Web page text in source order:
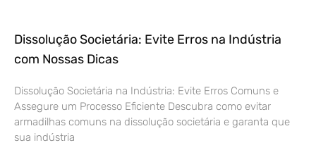
Dissolução Societária: Evite Erros na Indústria
com Nossas Dicas
Dissolução Societária na Indústria: Evite Erros Comuns e
Assegure um Processo Eficiente Descubra como evitar
armadilhas comuns na dissolução societária e garanta que
sua indústria